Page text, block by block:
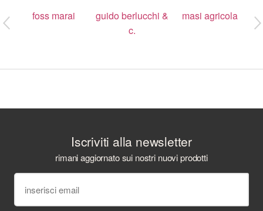
foss marai
guido berlucchi &
c.
masi agricola
Iscriviti alla newsletter
rimani aggiornato sui nostri nuovi prodotti